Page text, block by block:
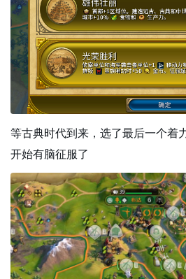
等古典时代到来，选了最后一个着
开始有脑征服了